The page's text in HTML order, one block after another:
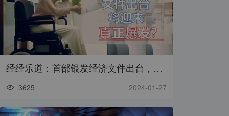
经经乐道：首部银发经济文件出台，将迎真正爆发？
3625 2024-01-27